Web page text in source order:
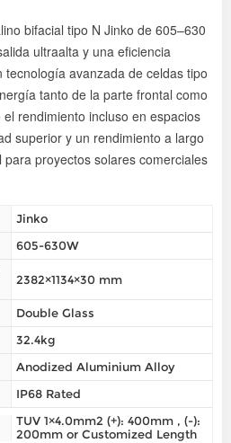
bifacial tipo N Jinko de 605–630
ultraalta y una eficiencia
avanzada de celdas tipo
tanto de la parte frontal como
rendimiento incluso en espacios
superior y un rendimiento a largo
proyectos solares comerciales
Jinko
605-630W
2382×1134×30 mm
Double Glass
32.4kg
Anodized Aluminium Alloy
IP68 Rated
TUV 1×4.0mm2 (+): 400mm , (-):
200mm or Customized Length